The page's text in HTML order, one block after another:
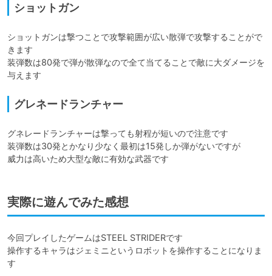
ショットガン
ショットガンは撃つことで攻撃範囲が広い散弾で攻撃することがで
きます
装弾数は80発で弾が散弾なので全て当てることで敵に大ダメージを
与えます
グレネードランチャー
グネレードランチャーは撃っても射程が短いので注意です
装弾数は30発とかなり少なく最初は15発しか弾がないですが
威力は高いため大型な敵に有効な武器です
実際に遊んでみた感想
今回プレイしたゲームはSTEEL STRIDERです
操作するキャラはジェミニというロボットを操作することになりま
す